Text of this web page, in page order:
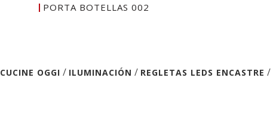
PORTA BOTELLAS 002
CUCINE OGGI / ILUMINACIÓN / REGLETAS LEDS ENCASTRE /